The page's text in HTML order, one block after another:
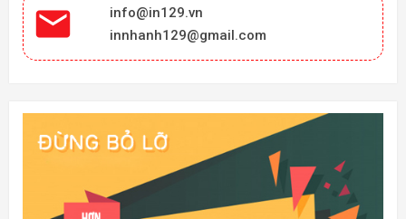

info@in129.vn
innhanh129@gmail.com